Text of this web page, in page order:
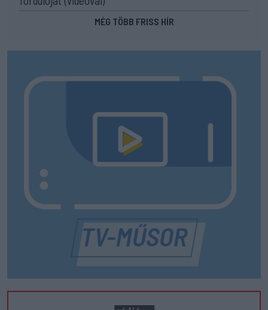
MÉG TÖBB FRISS HÍR